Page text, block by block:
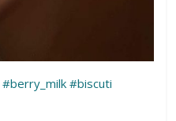
#berry_milk #biscuti